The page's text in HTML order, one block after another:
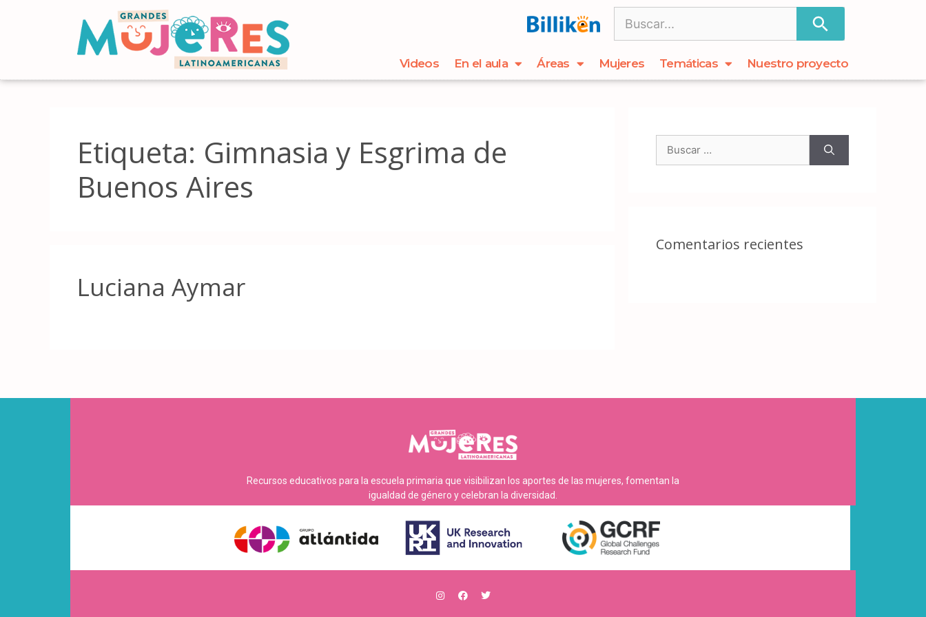
Videos En el aula Áreas Mujeres Temáticas Nuestro proyecto
Etiqueta: Gimnasia y Esgrima de
Buenos Aires
Luciana Aymar
Comentarios recientes
Recursos educativos para la escuela primaria que visibilizan los aportes de las mujeres, fomentan la
igualdad de género y celebran la diversidad.